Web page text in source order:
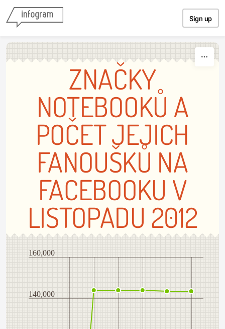
Sign up
ZNAČKY
NOTEBOOKŮ A
POČET JEJICH
FANOUŠKŮ NA
FACEBOOKU V
LISTOPADU 2012
140,000
160,000